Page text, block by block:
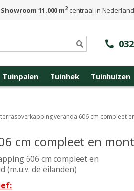
Showroom 11.000 m2centraal in Nederland
Tuinpalen Tuinhek Tuinhuizen
veranda 606 cm compleet
cm compleet en
606 cm compleet en
(m.u.v. de eilanden)